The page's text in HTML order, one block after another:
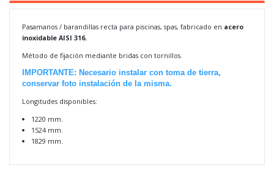
Pasamanos / barandillas recta para piscinas, spas, fabricado en acero
inoxidable AISI 316.
Método de fijación mediante bridas con tornillos.
IMPORTANTE: Necesario instalar con toma de tierra,
conservar foto instalación de la misma.
Longitudes disponibles:
1220 mm.
1524 mm.
1829 mm.